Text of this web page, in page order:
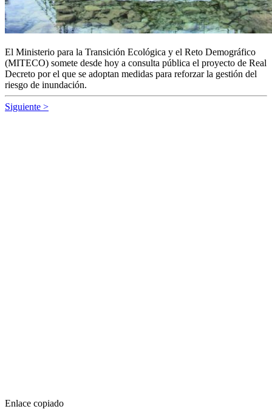
El Ministerio para la Transición Ecológica y el Reto Demográfico
(MITECO) somete desde hoy a consulta pública el proyecto de Real
Decreto por el que se adoptan medidas para reforzar la gestión del
riesgo de inundación.
Siguiente >
Enlace copiado